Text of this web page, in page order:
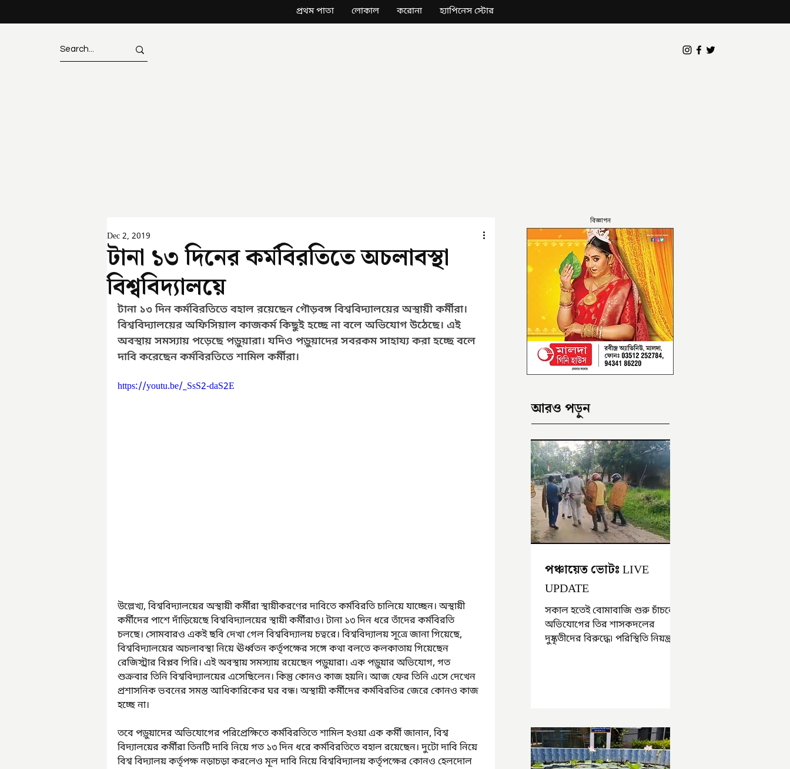
প্রথম পাতা লোকাল করোনা হ্যাপিনেস স্টোর
টানা ১৩ দিনের কর্মবিরতিতে অচলাবস্থা
বিশ্ববিদ্যালয়ে
Dec 2, 2019
টানা ১৩ দিন কর্মবিরতিতে বহাল রয়েছেন গৌড়বঙ্গ বিশ্ববিদ্যালয়ের অস্থায়ী কর্মীরা।
বিশ্ববিদ্যালয়ের অফিসিয়াল কাজকর্ম কিছুই হচ্ছে না বলে অভিযোগ উঠেছে। এই
অবস্থায় সমস্যায় পড়েছে পড়ুয়ারা। যদিও পড়ুয়াদের সবরকম সাহায্য করা হচ্ছে বলে
দাবি করেছেন কর্মবিরতিতে শামিল কর্মীরা।
https://youtu.be/_SsS2-daS2E
উল্লেখ্য, বিশ্ববিদ্যালয়ের অস্থায়ী কর্মীরা স্থায়ীকরণের দাবিতে কর্মবিরতি চালিয়ে যাচ্ছেন। অস্থায়ী
কর্মীদের পাশে দাঁড়িয়েছে বিশ্ববিদ্যালয়ের স্থায়ী কর্মীরাও। টানা ১৩ দিন ধরে তাঁদের কর্মবিরতি
চলছে। সোমবারও একই ছবি দেখা গেল বিশ্ববিদ্যালয় চত্বরে। বিশ্ববিদ্যালয় সূত্রে জানা গিয়েছে,
বিশ্ববিদ্যালয়ের অচলাবস্থা নিয়ে ঊর্ধ্বতন কর্তৃপক্ষের সঙ্গে কথা বলতে কলকাতায় গিয়েছেন
রেজিস্ট্রার বিপ্লব গিরি। এই অবস্থায় সমস্যায় রয়েছেন পড়ুয়ারা। এক পড়ুয়ার অভিযোগ, গত
শুক্রবার তিনি বিশ্ববিদ্যালয়ের এসেছিলেন। কিন্তু কোনও কাজ হয়নি। আজ ফের তিনি এসে দেখেন
প্রশাসনিক ভবনের সমস্ত আধিকারিকের ঘর বন্ধ। অস্থায়ী কর্মীদের কর্মবিরতির জেরে কোনও কাজ
হচ্ছে না।
তবে পড়ুয়াদের অভিযোগের পরিপ্রেক্ষিতে কর্মবিরতিতে শামিল হওয়া এক কর্মী জানান, বিশ্ব
বিদ্যালয়ের কর্মীরা তিনটি দাবি নিয়ে গত ১৩ দিন ধরে কর্মবিরতিতে বহাল রয়েছেন। দুটো দাবি নিয়ে
বিশ্ব বিদ্যালয় কর্তৃপক্ষ নড়াচড়া করলেও মূল দাবি নিয়ে বিশ্ববিদ্যালয় কর্তৃপক্ষের কোনও হেলদোল
বিজ্ঞাপন
আরও পড়ুন
পঞ্চায়েত ভোটঃ LIVE
UPDATE
সকাল হতেই বোমাবাজি শুরু চাঁচলে৷
অভিযোগের তির শাসকদলের
দুষ্কৃতীদের বিরুদ্ধে৷ পরিস্থিতি নিয়ন্ত্রণে